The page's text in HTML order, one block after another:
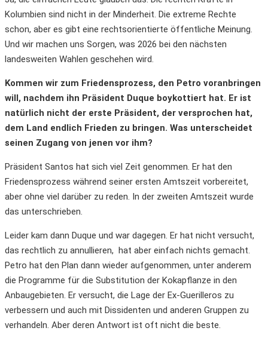
Kolumbien sind nicht in der Minderheit. Die extreme Rechte
schon, aber es gibt eine rechtsorientierte öffentliche Meinung.
Und wir machen uns Sorgen, was 2026 bei den nächsten
landesweiten Wahlen geschehen wird.
Kommen wir zum Friedensprozess, den Petro voranbringen
will, nachdem ihn Präsident Duque boykottiert hat. Er ist
natürlich nicht der erste Präsident, der versprochen hat,
dem Land endlich Frieden zu bringen. Was unterscheidet
seinen Zugang von jenen vor ihm?
Präsident Santos hat sich viel Zeit genommen. Er hat den
Friedensprozess während seiner ersten Amtszeit vorbereitet,
aber ohne viel darüber zu reden. In der zweiten Amtszeit wurde
das unterschrieben.
Leider kam dann Duque und war dagegen. Er hat nicht versucht,
das rechtlich zu annullieren, hat aber einfach nichts gemacht.
Petro hat den Plan dann wieder aufgenommen, unter anderem
die Programme für die Substitution der Kokapflanze in den
Anbaugebieten. Er versucht, die Lage der Ex-Guerilleros zu
verbessern und auch mit Dissidenten und anderen Gruppen zu
verhandeln. Aber deren Antwort ist oft nicht die beste.